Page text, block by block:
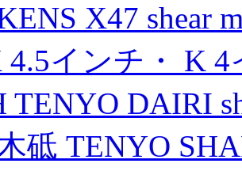
X47 shear
4.5インチ・ K
TENYO DAIRI
砥 TENYO